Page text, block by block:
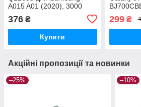
A015 A01 (2020), 3000
376 ₴
Купити
299₴
Акційні пропозиції та новинки
–25% –10%